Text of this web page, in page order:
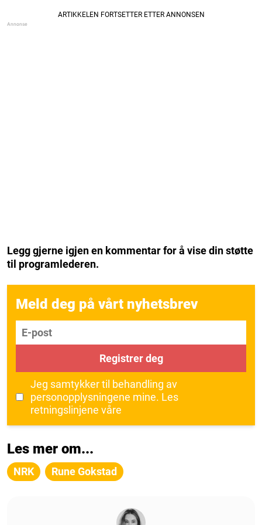
Legg gjerne igjen en kommentar for å vise din støtte
til programlederen.
Meld deg på vårt nyhetsbrev
E-post
Registrer deg
Jeg samtykker til behandling av
personopplysningene mine. Les
retningslinjene våre
Les mer om...
NRK Rune Gokstad